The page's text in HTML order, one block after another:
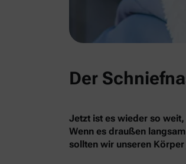
Der
Jetzt ist es wieder so
Wenn es draußen
sollten wir unseren